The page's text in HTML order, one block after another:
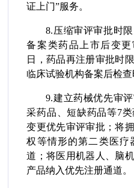
证上门”服务。
8.压缩审评审批时限
备案类药品上市后变
日，药品再注册审批时
临床试验机构备案后检查
9.建立药械优先审评
采药品、短缺药品等7
变更优先审评审批；将
权等情形的第二类医疗
道；将医用机器人、脑
产品纳入优先注册通道。